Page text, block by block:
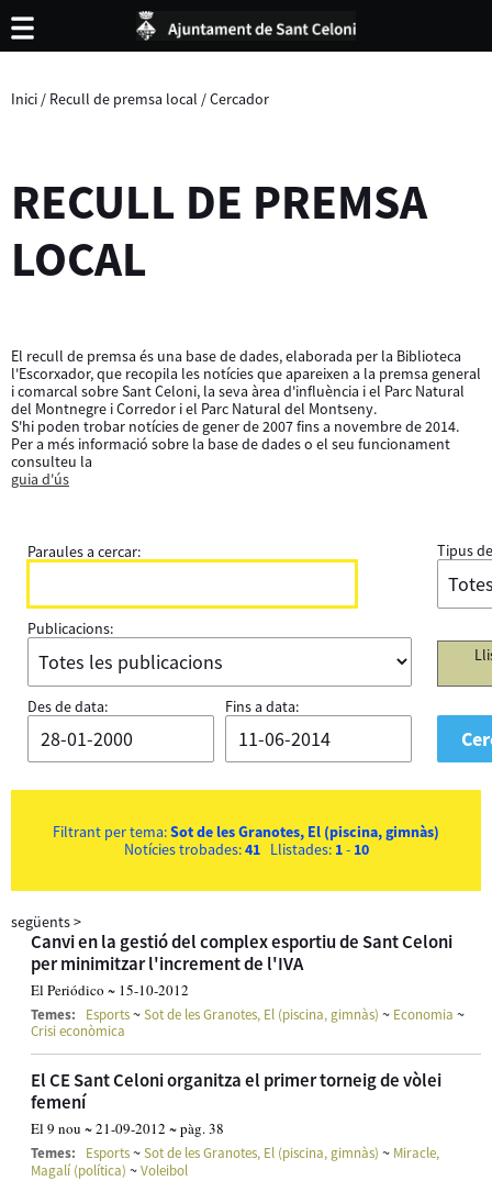
Inici / Recull de premsa local /Cercador
RECULL DE PREMSA
LOCAL
El recull de premsa és una base de dades, elaborada per la Biblioteca
l'Escorxador, que recopila les notícies que apareixen a la premsa general
i comarcal sobre Sant Celoni, la seva àrea d'influència i el Parc Natural
del Montnegre i Corredor i el Parc Natural del Montseny.
S'hi poden trobar notícies de gener de 2007 fins a novembre de 2014.
Per a més informació sobre la base de dades o el seu funcionament
consulteu la
guia d'ús
Paraules a cercar: Tipus
Publicacions:
Des de data: Fins a data:
Filtrant per tema:Sot de les Granotes, El (piscina, gimnàs)
Notícies trobades:41Llistades: 1- 10
següents>
Canvi en la gestió del complex esportiu de Sant Celoni
per minimitzar l'increment de l'IVA
El Periódico ~ 15-10-2012
Temes: Esports~Sot de les Granotes, El (piscina, gimnàs) ~ Economia ~
Crisi econòmica
El CE Sant Celoni organitza el primer torneig de vòlei
femení
El 9 nou ~ 21-09-2012 ~ pàg. 38
Temes: Esports~Sot de les Granotes, El (piscina, gimnàs) ~ Miracle,
Magalí (política) ~Voleibol